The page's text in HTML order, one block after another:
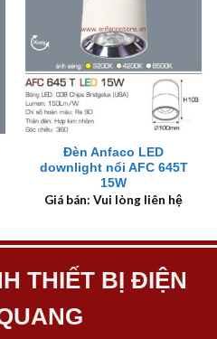
Đèn Anfaco LED
downlight nổi AFC 645T
15W
Giá bán: Vui lòng liên hệ
THIẾT BỊ ĐIỆN